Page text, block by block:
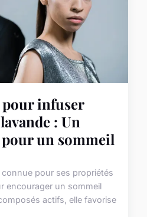
infuser
: Un
un sommeil
pour ses propriétés
encourager un sommeil
actifs, elle favorise